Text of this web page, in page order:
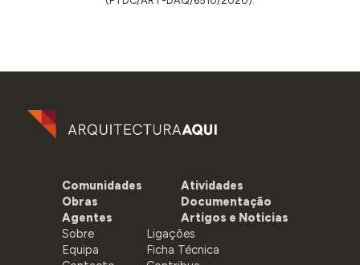
Comunidades
Obras
Agentes
Atividades
Documentação
Artigos e Noticias
Sobre
Equipa
Ligações
Ficha Técnica